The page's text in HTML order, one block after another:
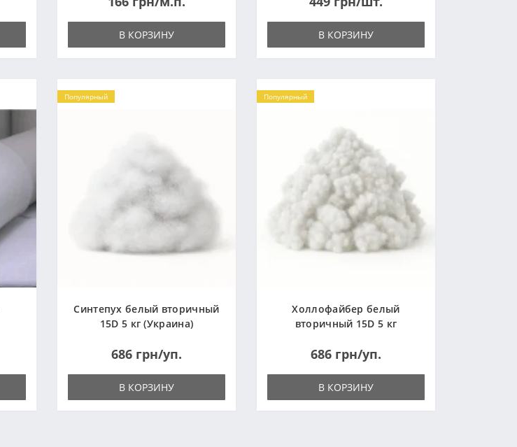
В КОРЗИНУ В КОРЗИНУ
Популярный
Синтепух белый вторичный
15D 5 кг (Украина)
686 грн/уп.
В КОРЗИНУ
Популярный
Холлофайбер белый
вторичный 15D 5 кг
686 грн/уп.
В КОРЗИНУ